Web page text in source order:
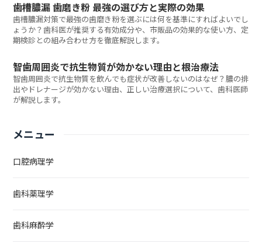
歯槽膿漏 歯磨き粉 最強の選び方と実際の効果
歯槽膿漏対策で最強の歯磨き粉を選ぶには何を基準にすればよいでし
ょうか？歯科医が推奨する有効成分や、市販品の効果的な使い方、定
期検診との組み合わせ方を徹底解説します。
智歯周囲炎で抗生物質が効かない理由と根治療法
智歯周囲炎で抗生物質を飲んでも症状が改善しないのはなぜ？膿の排
出やドレナージが効かない理由、正しい治療選択について、歯科医師
が解説します。
メニュー
口腔病理学
歯科薬理学
歯科麻酔学